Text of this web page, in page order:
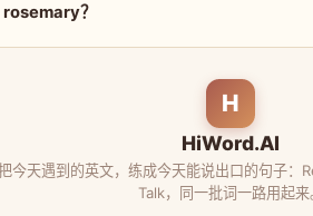
？
H
HiWord.AI
今天遇到的英文，练成今天能说出口的句子
Talk，同一批词一路用起来